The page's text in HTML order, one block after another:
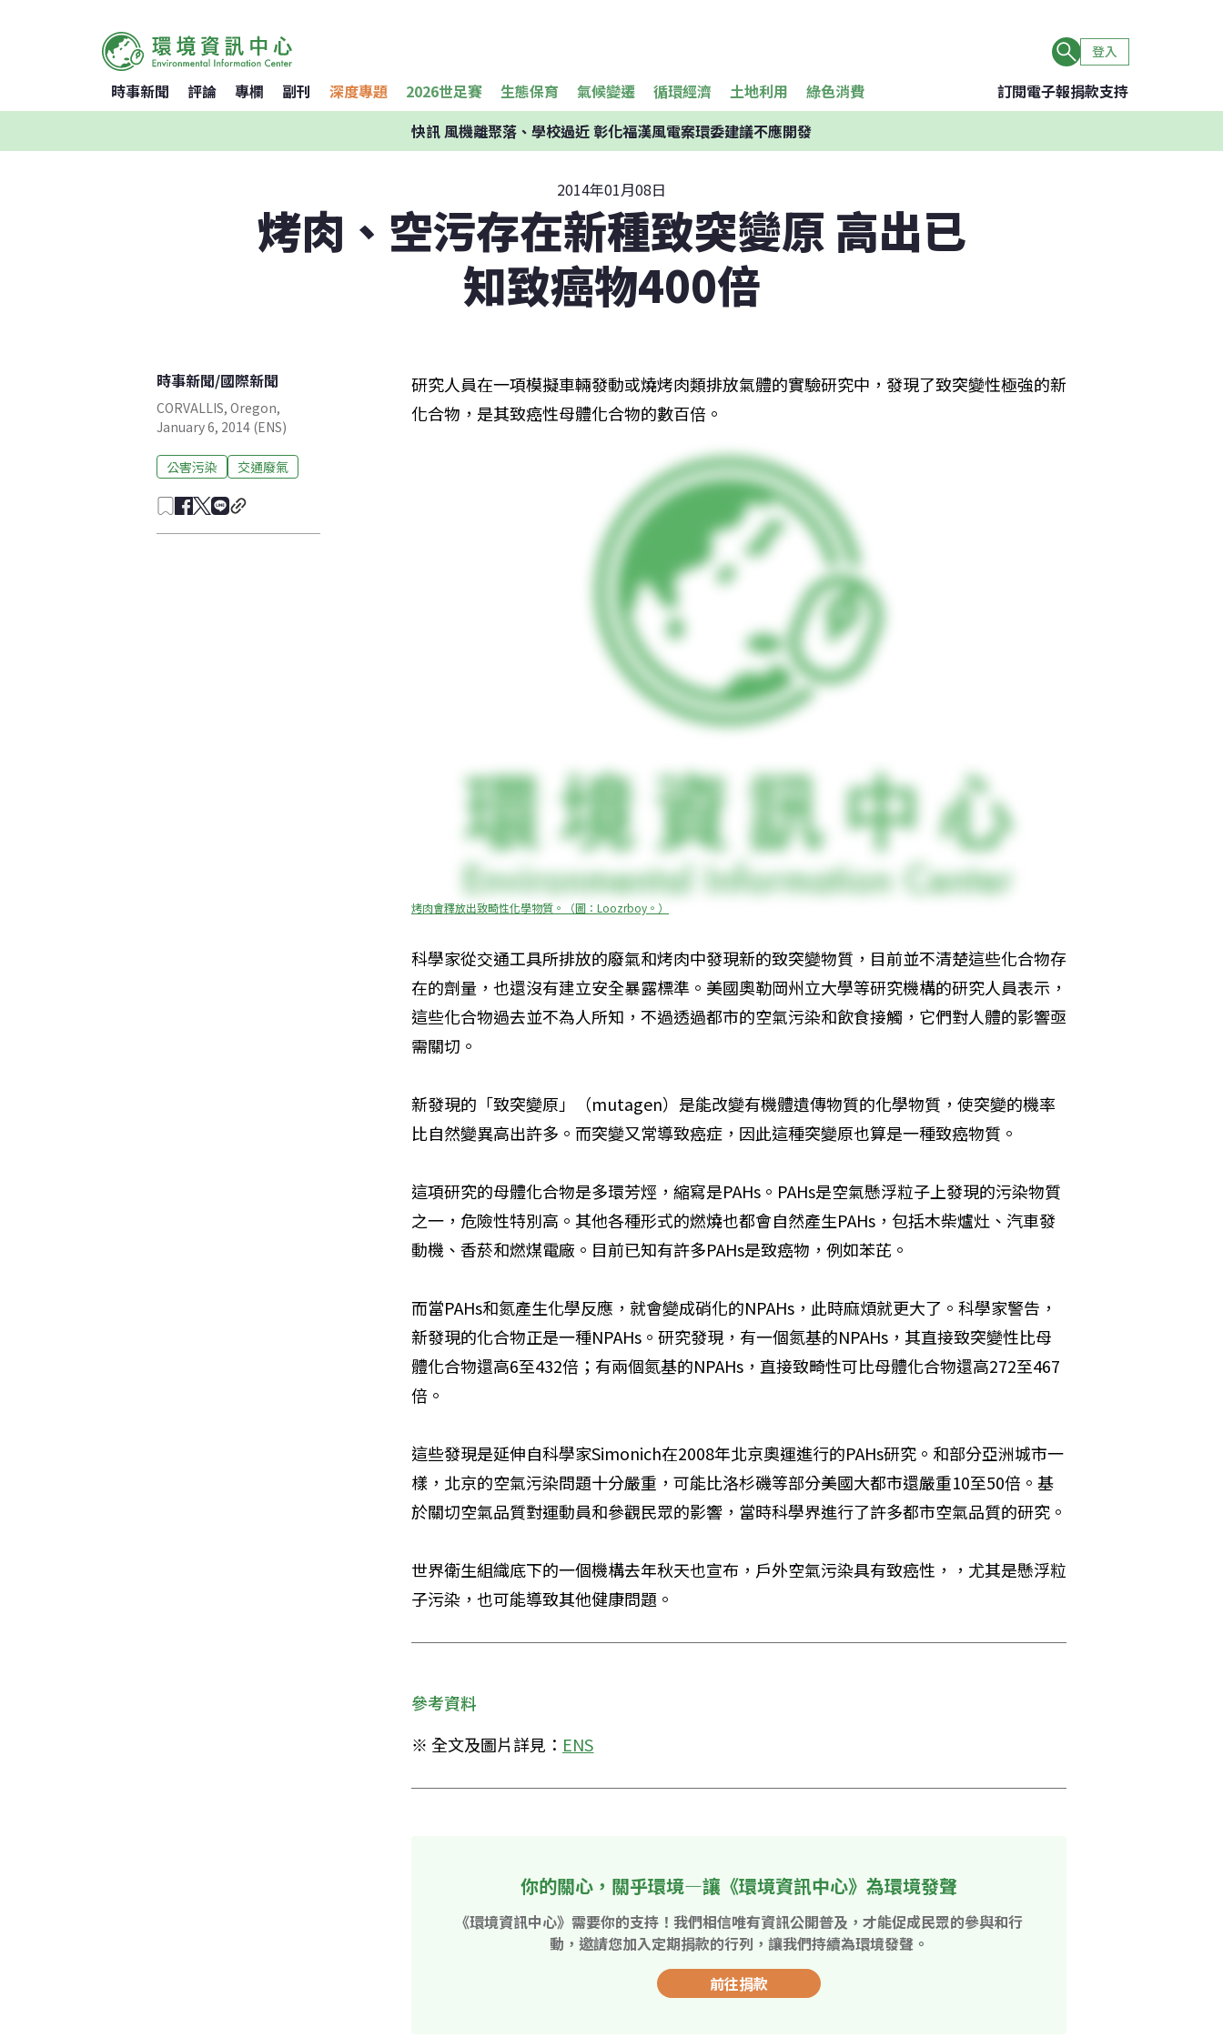
登入
時事新聞 評論 專欄 副刊 深度專題 2026世足賽 生態保育 氣候變遷 循環經濟 土地利用 綠色消費 訂閱電子報捐款支持
快訊風機離聚落、學校過近 彰化福漢風電案環委建議不應開發
2014年01月08日
烤肉、空污存在新種致突變原 高出已
知致癌物400倍
時事新聞/國際新聞
CORVALLIS, Oregon,
January 6, 2014 (ENS)
公害污染 交通廢氣
研究人員在一項模擬車輛發動或燒烤肉類排放氣體的實驗研究中，發現了致突變性極強的新
化合物，是其致癌性母體化合物的數百倍。
烤肉會釋放出致畸性化學物質。（圖：Loozrboy。）
科學家從交通工具所排放的廢氣和烤肉中發現新的致突變物質，目前並不清楚這些化合物存
在的劑量，也還沒有建立安全暴露標準。美國奧勒岡州立大學等研究機構的研究人員表示，
這些化合物過去並不為人所知，不過透過都市的空氣污染和飲食接觸，它們對人體的影響亟
需關切。
新發現的「致突變原」（mutagen）是能改變有機體遺傳物質的化學物質，使突變的機率
比自然變異高出許多。而突變又常導致癌症，因此這種突變原也算是一種致癌物質。
這項研究的母體化合物是多環芳烴，縮寫是PAHs。PAHs是空氣懸浮粒子上發現的污染物質
之一，危險性特別高。其他各種形式的燃燒也都會自然產生PAHs，包括木柴爐灶、汽車發
動機、香菸和燃煤電廠。目前已知有許多PAHs是致癌物，例如苯芘。
而當PAHs和氮產生化學反應，就會變成硝化的NPAHs，此時麻煩就更大了。科學家警告，
新發現的化合物正是一種NPAHs。研究發現，有一個氮基的NPAHs，其直接致突變性比母
體化合物還高6至432倍；有兩個氮基的NPAHs，直接致畸性可比母體化合物還高272至467
倍。
這些發現是延伸自科學家Simonich在2008年北京奧運進行的PAHs研究。和部分亞洲城市一
樣，北京的空氣污染問題十分嚴重，可能比洛杉磯等部分美國大都市還嚴重10至50倍。基
於關切空氣品質對運動員和參觀民眾的影響，當時科學界進行了許多都市空氣品質的研究。
世界衛生組織底下的一個機構去年秋天也宣布，戶外空氣污染具有致癌性，，尤其是懸浮粒
子污染，也可能導致其他健康問題。
參考資料
※ 全文及圖片詳見： ENS
你的關心，關乎環境—讓《環境資訊中心》為環境發聲
《環境資訊中心》需要你的支持！我們相信唯有資訊公開普及，才能促成民眾的參與和行
動，邀請您加入定期捐款的行列，讓我們持續為環境發聲。
前往捐款